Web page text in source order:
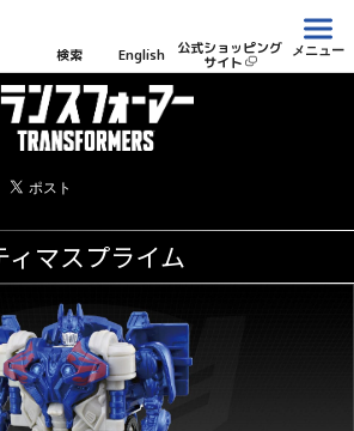
検索 English 公式ショッピング
サイト
メニュー
ィマスプライム